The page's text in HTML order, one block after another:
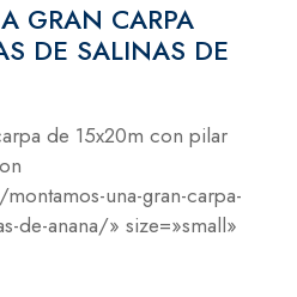
GRAN CARPA
DE SALINAS DE
de 15x20m con pilar
una-gran-carpa-
de-anana/» size=»small»